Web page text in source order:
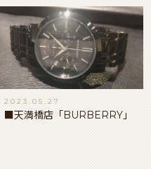
2023.05.27
■天満橋店「BURBERRY」